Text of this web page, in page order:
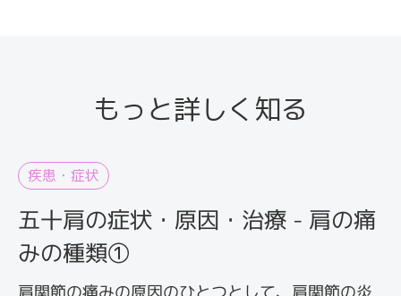
もっと詳しく知る
疾患・症状
五十肩の症状・原因・治療 - 肩の痛
みの種類①